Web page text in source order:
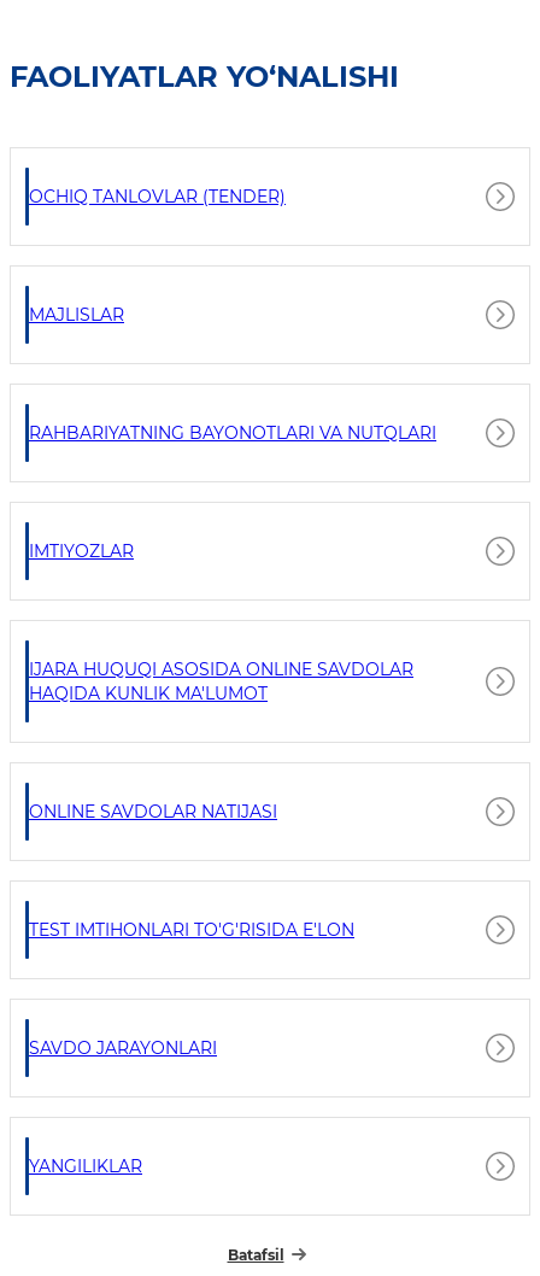
FAOLIYATLAR YO‘NALISHI
OCHIQ TANLOVLAR (TENDER)
MAJLISLAR
RAHBARIYATNING BAYONOTLARI VA NUTQLARI
IMTIYOZLAR
IJARA HUQUQI ASOSIDA ONLINE SAVDOLAR
HAQIDA KUNLIK MA'LUMOT
ONLINE SAVDOLAR NATIJASI
TEST IMTIHONLARI TO'G'RISIDA E'LON
SAVDO JARAYONLARI
YANGILIKLAR
Batafsil